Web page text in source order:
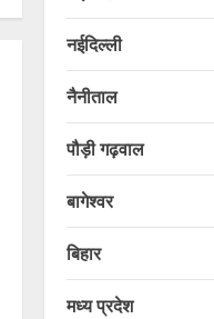
नईदिल्ली
नैनीताल
पौड़ी गढ़वाल
बागेश्वर
बिहार
मध्य प्रदेश